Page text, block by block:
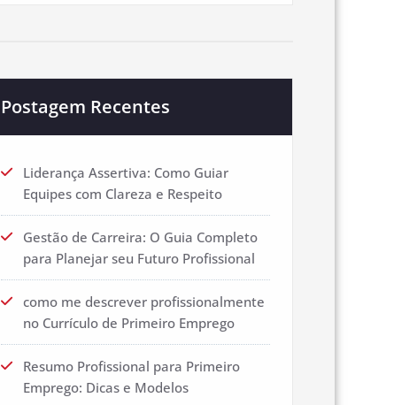
Postagem Recentes
Liderança Assertiva: Como Guiar
Equipes com Clareza e Respeito
Gestão de Carreira: O Guia Completo
para Planejar seu Futuro Profissional
como me descrever profissionalmente
no Currículo de Primeiro Emprego
Resumo Profissional para Primeiro
Emprego: Dicas e Modelos